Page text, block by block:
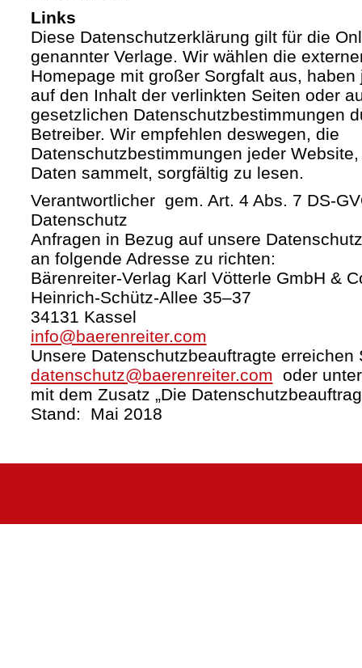
Links
Diese Datenschutzerklärung gilt für die
genannter Verlage. Wir wählen die
Homepage mit großer Sorgfalt aus,
auf den Inhalt der verlinkten Seiten oder
gesetzlichen Datenschutzbestimmungen
Betreiber. Wir empfehlen deswegen, die
Datenschutzbestimmungen jeder
Daten sammelt, sorgfältig zu lesen.
Verantwortlicher gem. Art. 4 Abs. 7 DS-
Datenschutz
Anfragen in Bezug auf unsere
an folgende Adresse zu richten:
Bärenreiter-Verlag Karl Vötterle GmbH &
Heinrich-Schütz-Allee 35–37
34131 Kassel
info@baerenreiter.com
Unsere Datenschutzbeauftragte erreichen
datenschutz@baerenreiter.com oder
mit dem Zusatz „Die
Stand: Mai 2018